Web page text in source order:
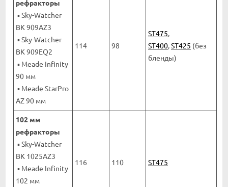
рефракторы
▪ Sky-Watcher
BK 909AZ3
▪ Sky-Watcher
BK 909EQ2
▪ Meade Infinity
90 мм
▪ Meade StarPro
AZ 90 мм
114 98
ST475,
ST400,ST425 (без
бленды)
102 мм
рефракторы
▪ Sky-Watcher
BK 1025AZ3
▪ Meade Infinity
102 мм
116 110 ST475